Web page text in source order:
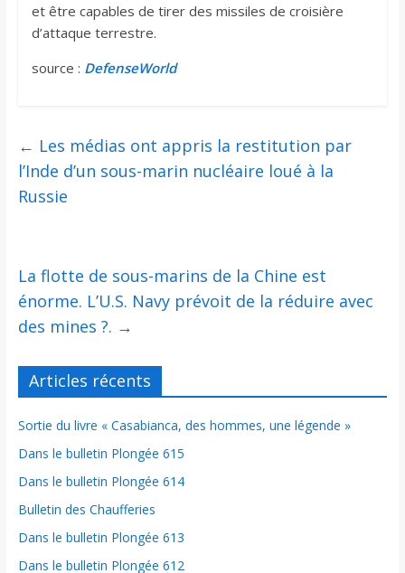
et être capables de tirer des missiles de croisière
d’attaque terrestre.
source : DefenseWorld
← Les médias ont appris la restitution par
l’Inde d’un sous-marin nucléaire loué à la
Russie
La flotte de sous-marins de la Chine est
énorme. L’U.S. Navy prévoit de la réduire avec
des mines ?. →
Articles récents
Sortie du livre « Casabianca, des hommes, une légende »
Dans le bulletin Plongée 615
Dans le bulletin Plongée 614
Bulletin des Chaufferies
Dans le bulletin Plongée 613
Dans le bulletin Plongée 612